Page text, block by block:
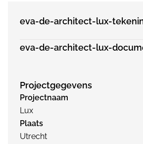
eva-de-architect-lux-
eva-de-architect-lux-
Projectgegevens
Projectnaam
Lux
Plaats
Utrecht